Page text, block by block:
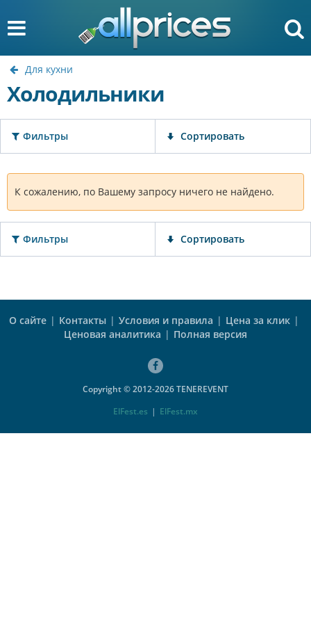
Для кухни
Холодильники
Фильтры Сортировать
К сожалению, по Вашему запросу ничего не найдено.
Фильтры Сортировать
О сайте | Контакты | Условия и правила | Цена за клик |
Ценовая аналитика | Полная версия
Copyright © 2012-2026 TENEREVENT
ElFest.es | ElFest.mx